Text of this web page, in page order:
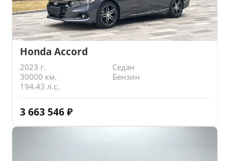
Honda Accord
2023 г.
Седан
30000 км.
Бензин
194.43 л.с.
3 663 546 ₽